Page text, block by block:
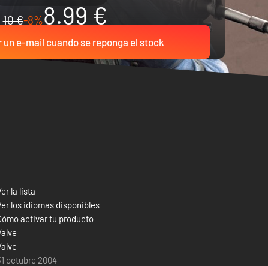
10 €-8%8.99 €
un e-mail cuando se reponga el stock
la lista
los idiomas disponibles
activar tu producto
octubre 2004